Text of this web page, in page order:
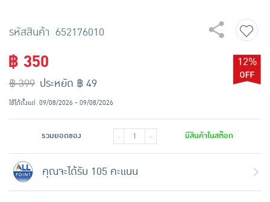
รหัสสินค้า 652176010
฿ 350
฿ 399
12%
ประหยัด ฿ 49
ใช้ได้ตั้งแต่ 09/08/2026 - 09/08/2026
รวมยอดของ - + มีสินค้าในสต๊อก
คุณจะได้รับ 105 คะแนน